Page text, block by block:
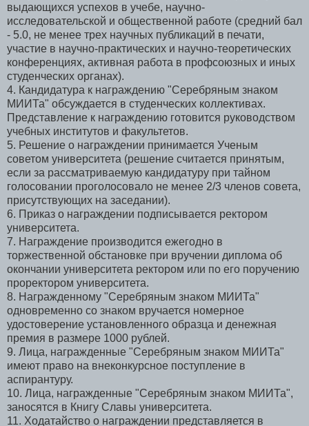
выдающихся успехов в учебе, научно-
исследовательской и общественной работе (средний бал
- 5.0, не менее трех научных публикаций в печати,
участие в научно-практических и научно-теоретических
конференциях, активная работа в профсоюзных и иных
студенческих органах).
4. Кандидатура к награждению "Серебряным знаком
МИИТа" обсуждается в студенческих коллективах.
Представление к награждению готовится руководством
учебных институтов и факультетов.
5. Решение о награждении принимается Ученым
советом университета (решение считается принятым,
если за рассматриваемую кандидатуру при тайном
голосовании проголосовало не менее 2/3 членов совета,
присутствующих на заседании).
6. Приказ о награждении подписывается ректором
университета.
7. Награждение производится ежегодно в
торжественной обстановке при вручении диплома об
окончании университета ректором или по его поручению
проректором университета.
8. Награжденному "Серебряным знаком МИИТа"
одновременно со знаком вручается номерное
удостоверение установленного образца и денежная
премия в размере 1000 рублей.
9. Лица, награжденные "Серебряным знаком МИИТа"
имеют право на внеконкурсное поступление в
аспирантуру.
10. Лица, награжденные "Серебряным знаком МИИТа",
заносятся в Книгу Славы университета.
11. Ходатайство о награждении представляется в